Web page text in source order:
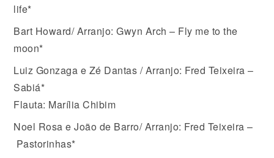
life*
Bart Howard/ Arranjo: Gwyn Arch – Fly me to the
moon*
Luiz Gonzaga e Zé Dantas / Arranjo: Fred Teixeira –
Sabiá*
Flauta: Marília Chibim
Noel Rosa e João de Barro/ Arranjo: Fred Teixeira –
Pastorinhas*